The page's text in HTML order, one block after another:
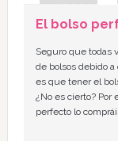
El bolso
Seguro que todas
de bolsos debido
es que tener el
¿No es cierto?
perfecto lo